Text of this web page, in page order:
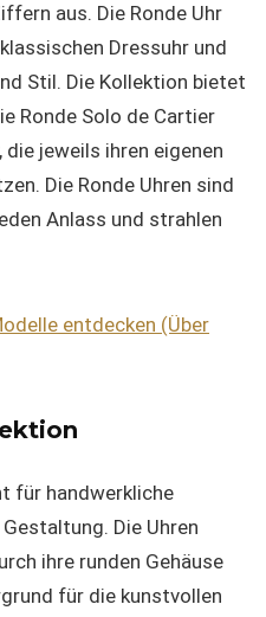
aus. Die Ronde Uhr
Dressuhr und
Stil. Die Kollektion bietet
Ronde Solo de Cartier
jeweils ihren eigenen
Die Ronde Uhren sind
Anlass und strahlen
entdecken (Über
für handwerkliche
Die Uhren
ihre runden Gehäuse
für die kunstvollen